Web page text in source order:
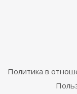
Политика в